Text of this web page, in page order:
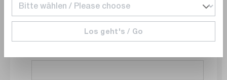
Adresse Ihres Firmenstandorts
Los geht's / Go